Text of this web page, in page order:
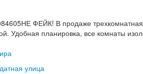
ФЕЙК! В продаже трехкомнатная
Удобная планировка, все комнаты
улица